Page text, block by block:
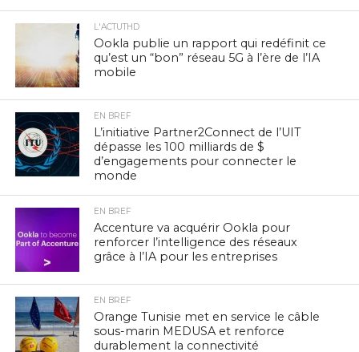
L'ACTUTHD
Ookla publie un rapport qui redéfinit ce
qu’est un “bon” réseau 5G à l’ère de l’IA
mobile
EN BREF
L’initiative Partner2Connect de l’UIT
dépasse les 100 milliards de $
d’engagements pour connecter le
monde
EN BREF
Accenture va acquérir Ookla pour
renforcer l’intelligence des réseaux
grâce à l’IA pour les entreprises
EN BREF
Orange Tunisie met en service le câble
sous-marin MEDUSA et renforce
durablement la connectivité